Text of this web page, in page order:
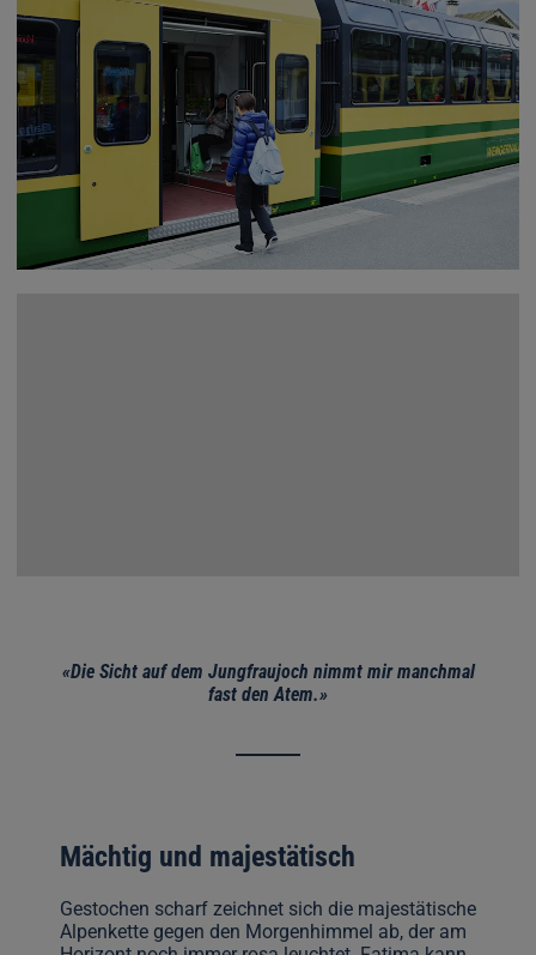
«Die Sicht auf dem Jungfraujoch nimmt mir manchmal
fast den Atem.»
Mächtig und majestätisch
Gestochen scharf zeichnet sich die majestätische
Alpenkette gegen den Morgenhimmel ab, der am